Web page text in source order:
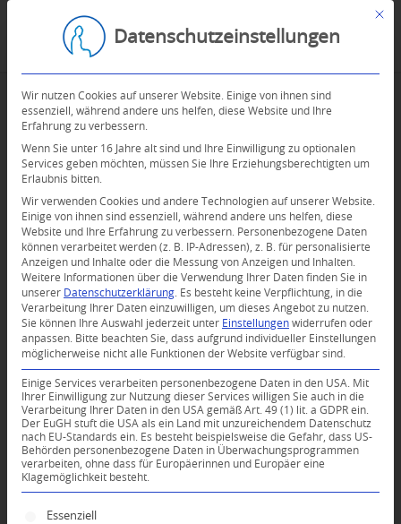
0
Dein Kommentar
Mit
Datenschutzeinstellungen
Wir nutzen Cookies auf unserer Website. Einige von ihnen sind
essenziell, während andere uns helfen, diese Website und Ihre
Erfahrung zu verbessern.
Wenn Sie unter 16 Jahre alt sind und Ihre Einwilligung zu optionalen
Services geben möchten, müssen Sie Ihre Erziehungsberechtigten um
Erlaubnis bitten.
Wir verwenden Cookies und andere Technologien auf unserer Website.
Einige von ihnen sind essenziell, während andere uns helfen, diese
Website und Ihre Erfahrung zu verbessern.
Personenbezogene Daten
können verarbeitet werden (z. B. IP-Adressen), z. B. für personalisierte
Anzeigen und Inhalte oder die Messung von Anzeigen und Inhalten.
Weitere Informationen über die Verwendung Ihrer Daten finden Sie in
unserer Datenschutzerklärung
Es besteht keine Verpflichtung, in die
Verarbeitung Ihrer Daten einzuwilligen, um dieses Angebot zu nutzen.
Sie können Ihre Auswahl jederzeit unter Einstellungen widerrufen oder
anpassen.
Bitte beachten Sie, dass aufgrund individueller Einstellungen
möglicherweise nicht alle Funktionen der Website verfügbar sind.
Einige Services verarbeiten personenbezogene Daten in den USA. Mit
Ihrer Einwilligung zur Nutzung dieser Services willigen Sie auch in die
Verarbeitung Ihrer Daten in den USA gemäß Art. 49 (1) lit. a GDPR ein.
Der EuGH stuft die USA als ein Land mit unzureichendem Datenschutz
nach EU-Standards ein. Es besteht beispielsweise die Gefahr, dass US-
Behörden personenbezogene Daten in Überwachungsprogrammen
verarbeiten, ohne dass für Europäerinnen und Europäer eine
Klagemöglichkeit besteht.
Es folgt eine Liste der Service-Gruppen, für die
Essenziell